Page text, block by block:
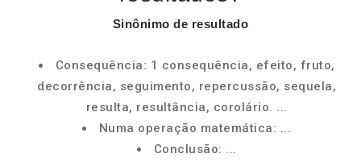
Sinônimo de resultado
Consequência: 1 consequência, efeito, fruto,
decorrência, seguimento, repercussão, sequela,
resulta, resultância, corolário. ...
Numa operação matemática: ...
Conclusão: ...